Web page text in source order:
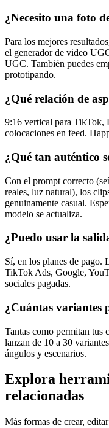
¿Necesito una foto
Para los mejores
el generador de video
UGC. También puedes
prototipando.
¿Qué relación de
9:16 vertical para TikTok,
colocaciones en feed.
¿Qué tan auténtico
Con el prompt correcto
reales, luz natural), los
genuinamente casual.
modelo se actualiza.
¿Puedo usar la
Sí, en los planes de pago.
TikTok Ads, Google,
sociales pagadas.
¿Cuántas variantes
Tantas como permitan tus
lanzan de 10 a 30
ángulos y escenarios.
Explora
relacionadas
Más formas de crear,